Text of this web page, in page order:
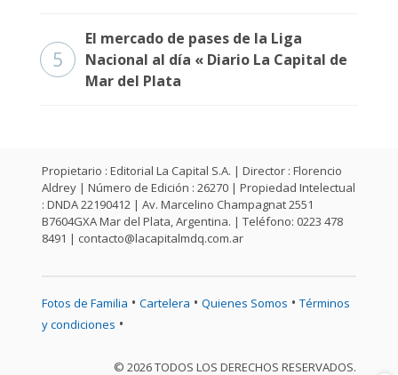
5
El mercado de pases de la Liga
Nacional al día « Diario La Capital de
Mar del Plata
Propietario : Editorial La Capital S.A. | Director : Florencio
Aldrey | Número de Edición : 26270 | Propiedad Intelectual
: DNDA 22190412 | Av. Marcelino Champagnat 2551
B7604GXA Mar del Plata, Argentina. | Teléfono: 0223 478
8491 | contacto@lacapitalmdq.com.ar
Fotos de Familia • Cartelera • Quienes Somos • Términos
y condiciones •
© 2026 TODOS LOS DERECHOS RESERVADOS.